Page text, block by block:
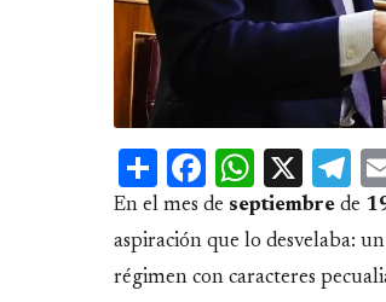
ShareFacebook
X
En el mes de septiembre de
aspiración que lo desvelaba:
régimen con caracteres